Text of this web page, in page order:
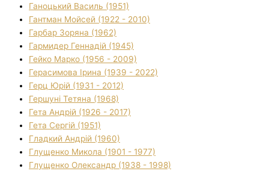
Ганоцький Василь (1951)
Гантман Мойсей (1922 - 2010)
Гарбар Зоряна (1962)
Гармидер Геннадій (1945)
Гейко Марко (1956 - 2009)
Герасимова Ірина (1939 - 2022)
Герц Юрій (1931 - 2012)
Гершуні Тетяна (1968)
Гета Андрій (1926 - 2017)
Гета Сергій (1951)
Гладкий Андрій (1960)
Глущенко Микола (1901 - 1977)
Глущенко Олександр (1938 - 1998)